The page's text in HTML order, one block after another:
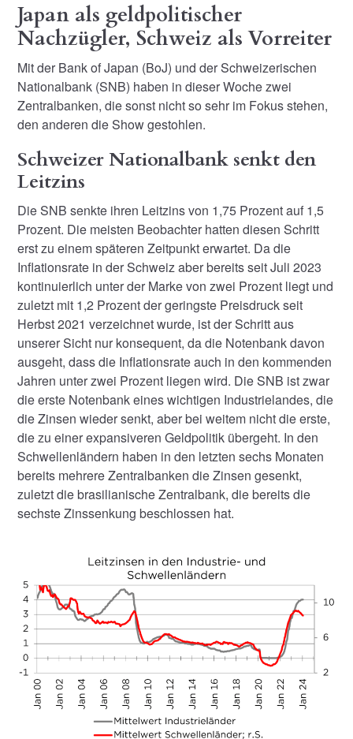
Japan als geldpolitischer
Nachzügler, Schweiz als Vorreiter
Mit der Bank of Japan (BoJ) und der Schweizerischen
Nationalbank (SNB) haben in dieser Woche zwei
Zentralbanken, die sonst nicht so sehr im Fokus stehen,
den anderen die Show gestohlen.
Schweizer Nationalbank senkt den
Leitzins
Die SNB senkte ihren Leitzins von 1,75 Prozent auf 1,5
Prozent. Die meisten Beobachter hatten diesen Schritt
erst zu einem späteren Zeitpunkt erwartet. Da die
Inflationsrate in der Schweiz aber bereits seit Juli 2023
kontinuierlich unter der Marke von zwei Prozent liegt und
zuletzt mit 1,2 Prozent der geringste Preisdruck seit
Herbst 2021 verzeichnet wurde, ist der Schritt aus
unserer Sicht nur konsequent, da die Notenbank davon
ausgeht, dass die Inflationsrate auch in den kommenden
Jahren unter zwei Prozent liegen wird. Die SNB ist zwar
die erste Notenbank eines wichtigen Industrielandes, die
die Zinsen wieder senkt, aber bei weitem nicht die erste,
die zu einer expansiveren Geldpolitik übergeht. In den
Schwellenländern haben in den letzten sechs Monaten
bereits mehrere Zentralbanken die Zinsen gesenkt,
zuletzt die brasilianische Zentralbank, die bereits die
sechste Zinssenkung beschlossen hat.